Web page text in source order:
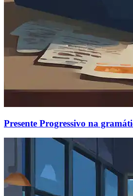
Presente Progressivo na